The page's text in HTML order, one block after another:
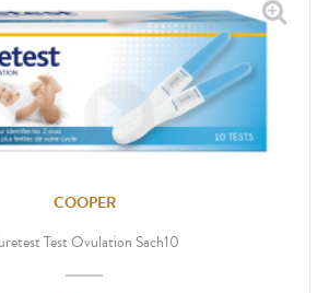
COOPER
Test Ovulation Sach10